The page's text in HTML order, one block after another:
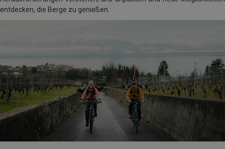
entdecken, die Berge zu genießen.